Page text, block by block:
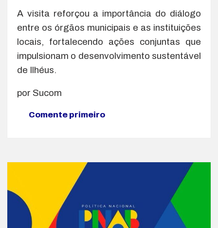
A visita reforçou a importância do diálogo
entre os órgãos municipais e as instituições
locais, fortalecendo ações conjuntas que
impulsionam o desenvolvimento sustentável
de Ilhéus.
por Sucom
Comente primeiro